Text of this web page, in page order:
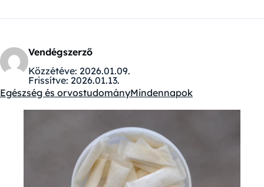
Vendégszerző
Közzétéve: 2026.01.09.
Frissítve: 2026.01.13.
Kategóriák:
Egészség és orvostudományMindennapok